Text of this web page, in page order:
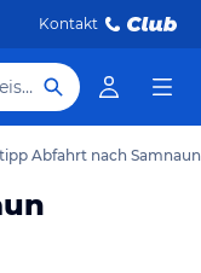
Kontakt
Hotel, Reiseziel
Abfahrt nach Samnaun